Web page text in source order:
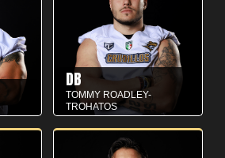
DB
TOMMY ROADLEY-
TROHATOS